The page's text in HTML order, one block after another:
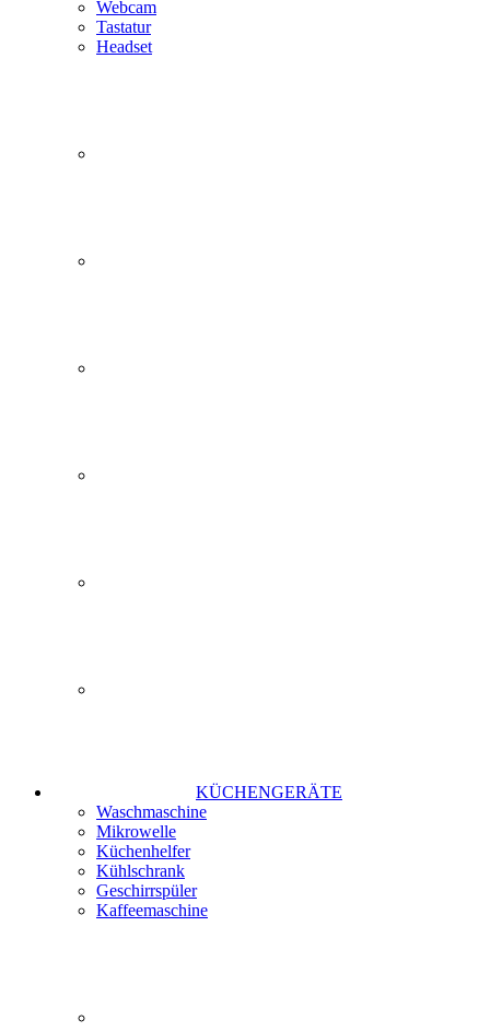
Webcam
Tastatur
Headset
KÜCHENGERÄTE
Waschmaschine
Mikrowelle
Küchenhelfer
Kühlschrank
Geschirrspüler
Kaffeemaschine